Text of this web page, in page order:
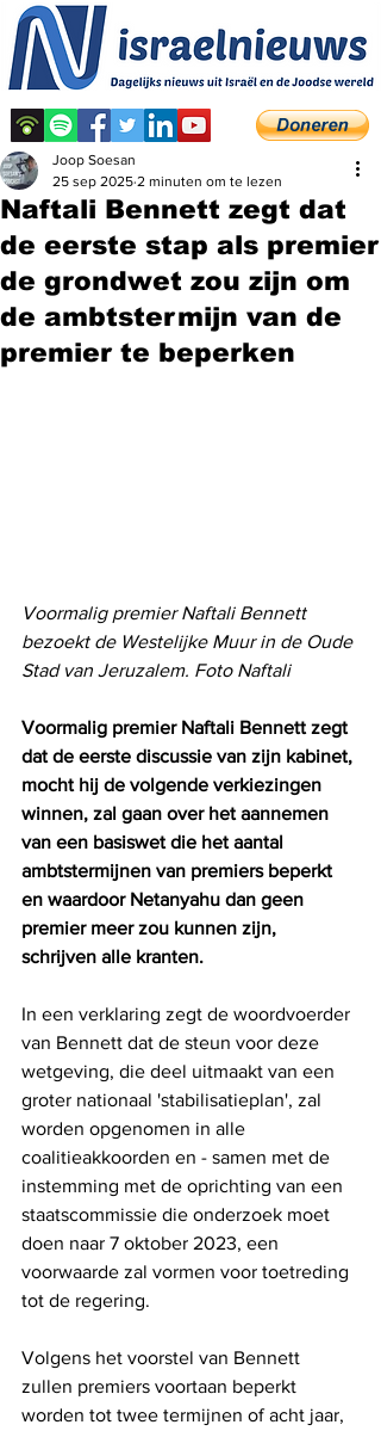
Naftali Bennett zegt dat
de eerste stap als premier
de grondwet zou zijn om
de ambtstermijn van de
premier te beperken
Joop Soesan
25 sep 2025 2 minuten om te lezen
Voormalig premier Naftali Bennett
bezoekt de Westelijke Muur in de Oude
Stad van Jeruzalem. Foto Naftali
Voormalig premier Naftali Bennett zegt
dat de eerste discussie van zijn kabinet,
mocht hij de volgende verkiezingen
winnen, zal gaan over het aannemen
van een basiswet die het aantal
ambtstermijnen van premiers beperkt
en waardoor Netanyahu dan geen
premier meer zou kunnen zijn,
schrijven alle kranten.
In een verklaring zegt de woordvoerder
van Bennett dat de steun voor deze
wetgeving, die deel uitmaakt van een
groter nationaal 'stabilisatieplan', zal
worden opgenomen in alle
coalitieakkoorden en - samen met de
instemming met de oprichting van een
staatscommissie die onderzoek moet
doen naar 7 oktober 2023, een
voorwaarde zal vormen voor toetreding
tot de regering.
Volgens het voorstel van Bennett
zullen premiers voortaan beperkt
worden tot twee termijnen of acht jaar,